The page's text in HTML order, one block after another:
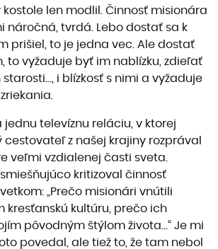
kostole len modlil. Činnosť misionára
náročná, tvrdá. Lebo dostať sa k
prišiel, to je jedna vec. Ale dostať
to vyžaduje byť im nablízku, zdieľať
i blízkosť s nimi a vyžaduje
jednu televíznu reláciu, v ktorej
z našej krajiny rozprával
veľmi vzdialenej časti sveta.
kritizoval činnosť
„Prečo misionári vnútili
kresťanskú kultúru, prečo ich
pôvodným štýlom života...“ Je mi
povedal, ale tiež to, že tam nebol